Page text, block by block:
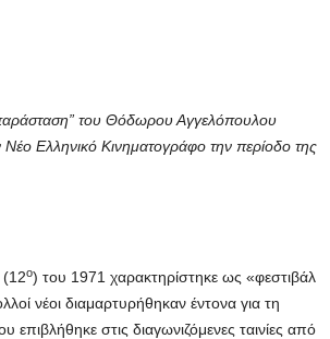
του Θόδωρου Αγγελόπουλου
Ελληνικό Κινηματογράφο την περίοδο της
(12ο) του 1971 χαρακτηρίστηκε ως «φεστιβάλ
νέοι διαμαρτυρήθηκαν έντονα για τη
επιβλήθηκε στις διαγωνιζόμενες ταινίες από